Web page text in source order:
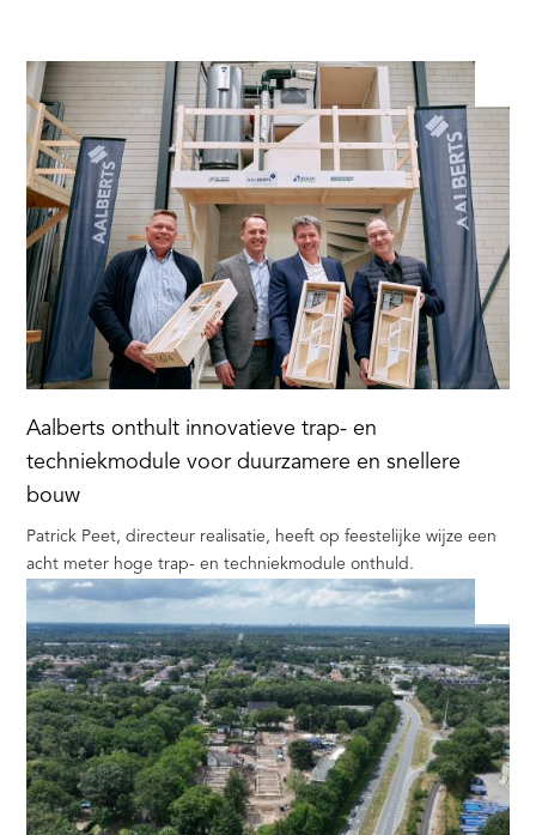
Aalberts onthult innovatieve trap- en
techniekmodule voor duurzamere en snellere
bouw
Patrick Peet, directeur realisatie, heeft op feestelijke wijze een
acht meter hoge trap- en techniekmodule onthuld.